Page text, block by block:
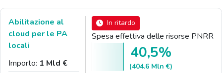
Abilitazione al
cloud per le PA
locali
Importo: 1 Mld €
In ritardo
Spesa effettiva delle risorse PNRR
40,5%
(404.6 Mln €)